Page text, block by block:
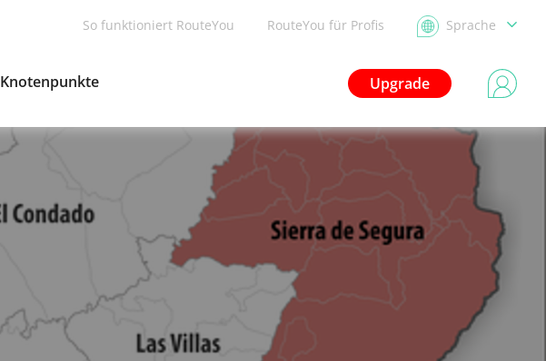
So funktioniert RouteYou RouteYou für Profis Sprache
Upgrade
Knotenpunkte